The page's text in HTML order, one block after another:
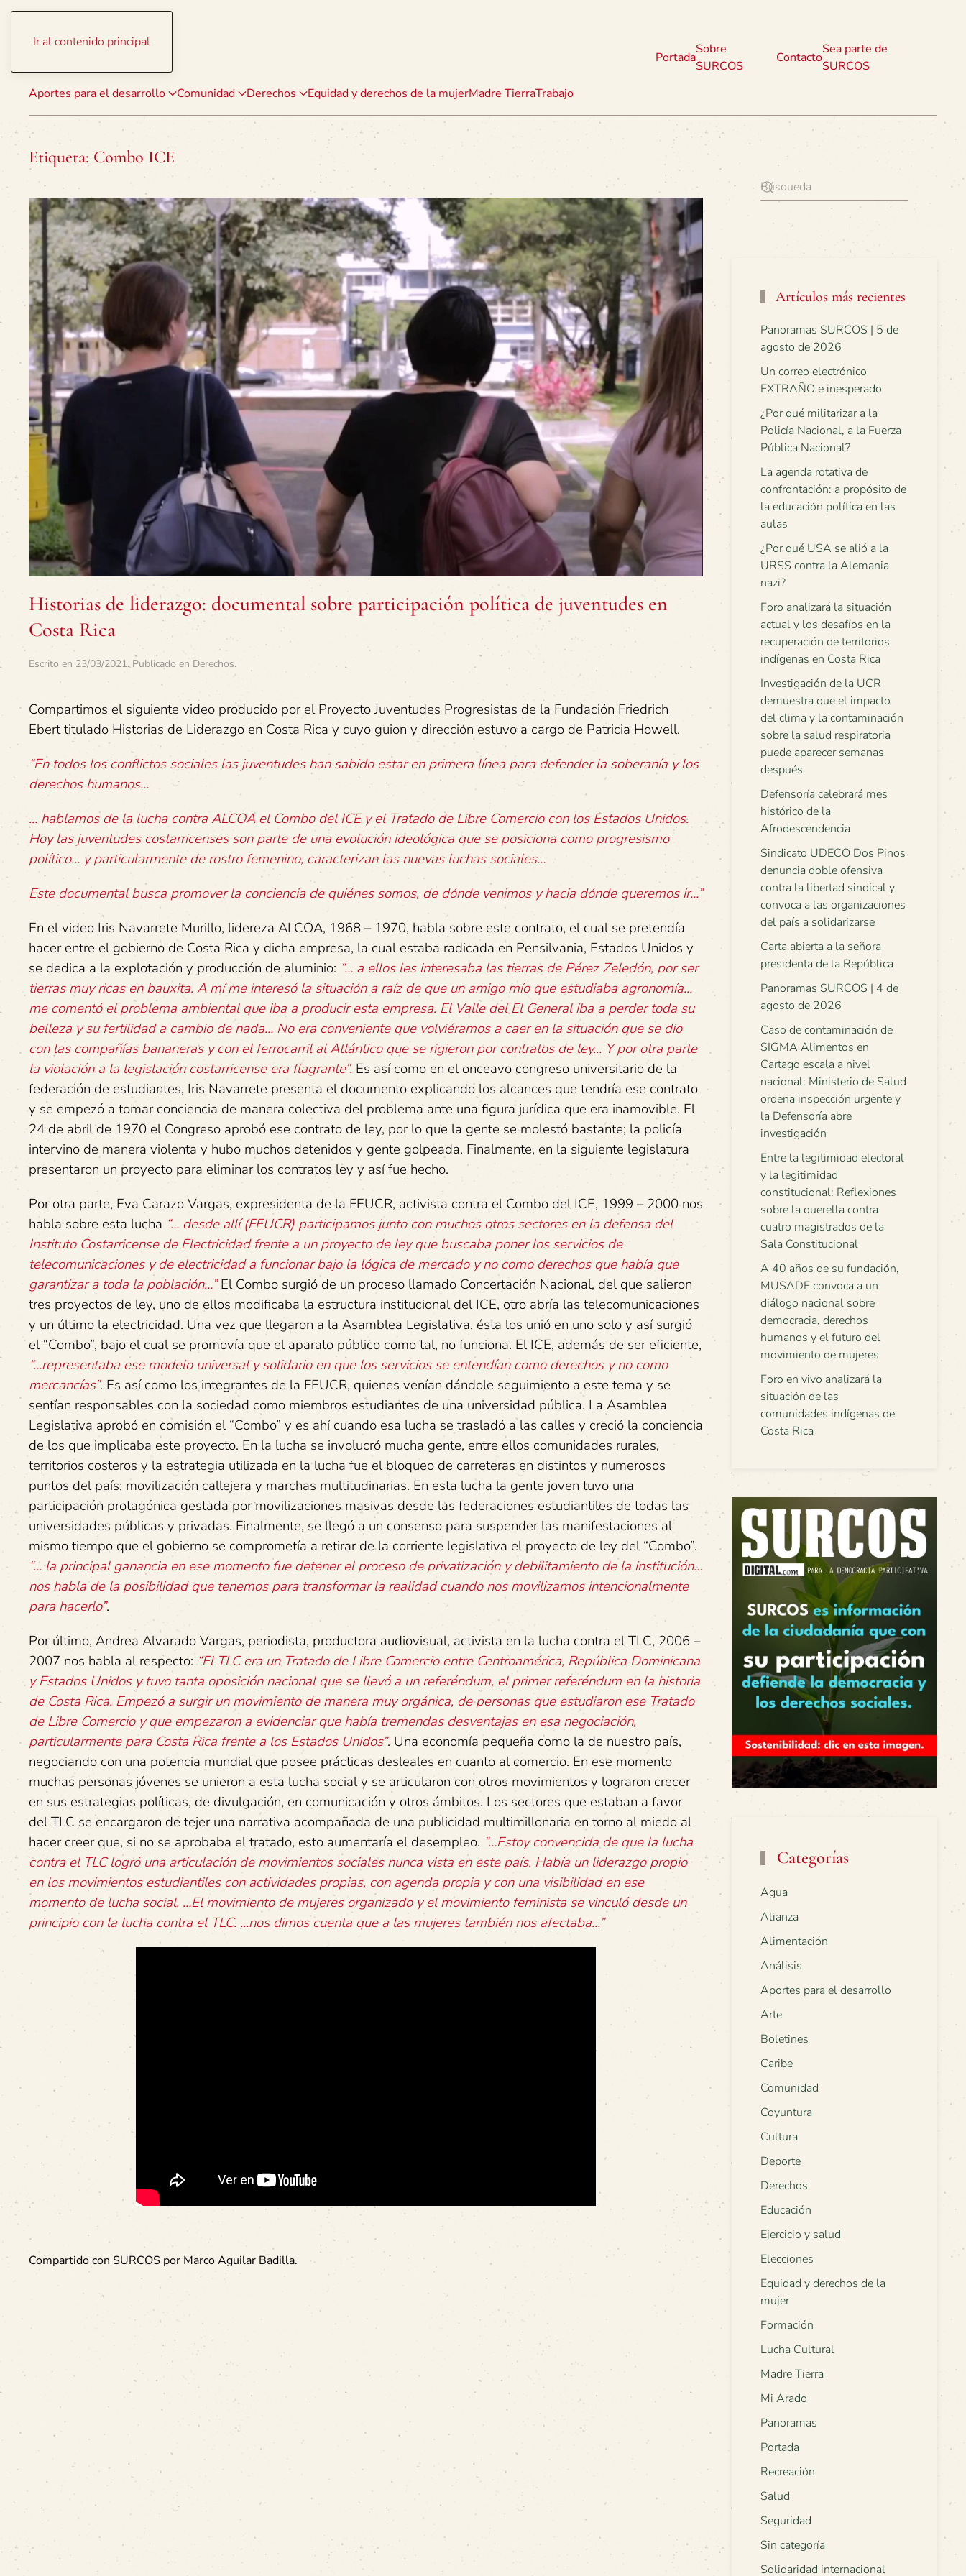
Ir al contenido principal
Aportes para el desarrollo Comunidad Derechos Equidad y derechos de la mujerMadre TierraTrabajo
Portada
Sobre
SURCOS
Contacto
Sea parte de
SURCOS
Etiqueta: Combo ICE
Historias de liderazgo: documental sobre participación política de juventudes en
Costa Rica
Escrito en 23/03/2021. Publicado en Derechos.
Compartimos el siguiente video producido por el Proyecto Juventudes Progresistas de la Fundación Friedrich
Ebert titulado Historias de Liderazgo en Costa Rica y cuyo guion y dirección estuvo a cargo de Patricia Howell.
“En todos los conflictos sociales las juventudes han sabido estar en primera línea para defender la soberanía y los
derechos humanos…
… hablamos de la lucha contra ALCOA el Combo del ICE y el Tratado de Libre Comercio con los Estados Unidos.
Hoy las juventudes costarricenses son parte de una evolución ideológica que se posiciona como progresismo
político… y particularmente de rostro femenino, caracterizan las nuevas luchas sociales…
Este documental busca promover la conciencia de quiénes somos, de dónde venimos y hacia dónde queremos ir…”
En el video Iris Navarrete Murillo, lidereza ALCOA, 1968 – 1970, habla sobre este contrato, el cual se pretendía
hacer entre el gobierno de Costa Rica y dicha empresa, la cual estaba radicada en Pensilvania, Estados Unidos y
se dedica a la explotación y producción de aluminio: “… a ellos les interesaba las tierras de Pérez Zeledón, por ser
tierras muy ricas en bauxita. A mí me interesó la situación a raíz de que un amigo mío que estudiaba agronomía…
me comentó el problema ambiental que iba a producir esta empresa. El Valle del El General iba a perder toda su
belleza y su fertilidad a cambio de nada… No era conveniente que volviéramos a caer en la situación que se dio
con las compañías bananeras y con el ferrocarril al Atlántico que se rigieron por contratos de ley… Y por otra parte
la violación a la legislación costarricense era flagrante”. Es así como en el onceavo congreso universitario de la
federación de estudiantes, Iris Navarrete presenta el documento explicando los alcances que tendría ese contrato
y se empezó a tomar conciencia de manera colectiva del problema ante una figura jurídica que era inamovible. El
24 de abril de 1970 el Congreso aprobó ese contrato de ley, por lo que la gente se molestó bastante; la policía
intervino de manera violenta y hubo muchos detenidos y gente golpeada. Finalmente, en la siguiente legislatura
presentaron un proyecto para eliminar los contratos ley y así fue hecho.
Por otra parte, Eva Carazo Vargas, expresidenta de la FEUCR, activista contra el Combo del ICE, 1999 – 2000 nos
habla sobre esta lucha “… desde allí (FEUCR) participamos junto con muchos otros sectores en la defensa del
Instituto Costarricense de Electricidad frente a un proyecto de ley que buscaba poner los servicios de
telecomunicaciones y de electricidad a funcionar bajo la lógica de mercado y no como derechos que había que
garantizar a toda la población…”El Combo surgió de un proceso llamado Concertación Nacional, del que salieron
tres proyectos de ley, uno de ellos modificaba la estructura institucional del ICE, otro abría las telecomunicaciones
y un último la electricidad. Una vez que llegaron a la Asamblea Legislativa, ésta los unió en uno solo y así surgió
el “Combo”, bajo el cual se promovía que el aparato público como tal, no funciona. El ICE, además de ser eficiente,
“…representaba ese modelo universal y solidario en que los servicios se entendían como derechos y no como
mercancías”. Es así como los integrantes de la FEUCR, quienes venían dándole seguimiento a este tema y se
sentían responsables con la sociedad como miembros estudiantes de una universidad pública. La Asamblea
Legislativa aprobó en comisión el “Combo” y es ahí cuando esa lucha se trasladó a las calles y creció la conciencia
de los que implicaba este proyecto. En la lucha se involucró mucha gente, entre ellos comunidades rurales,
territorios costeros y la estrategia utilizada en la lucha fue el bloqueo de carreteras en distintos y numerosos
puntos del país; movilización callejera y marchas multitudinarias. En esta lucha la gente joven tuvo una
participación protagónica gestada por movilizaciones masivas desde las federaciones estudiantiles de todas las
universidades públicas y privadas. Finalmente, se llegó a un consenso para suspender las manifestaciones al
mismo tiempo que el gobierno se comprometía a retirar de la corriente legislativa el proyecto de ley del “Combo”.
“… la principal ganancia en ese momento fue detener el proceso de privatización y debilitamiento de la institución…
nos habla de la posibilidad que tenemos para transformar la realidad cuando nos movilizamos intencionalmente
para hacerlo”.
Por último, Andrea Alvarado Vargas, periodista, productora audiovisual, activista en la lucha contra el TLC, 2006 –
2007 nos habla al respecto:“El TLC era un Tratado de Libre Comercio entre Centroamérica, República Dominicana
y Estados Unidos y tuvo tanta oposición nacional que se llevó a un referéndum, el primer referéndum en la historia
de Costa Rica. Empezó a surgir un movimiento de manera muy orgánica, de personas que estudiaron ese Tratado
de Libre Comercio y que empezaron a evidenciar que había tremendas desventajas en esa negociación,
particularmente para Costa Rica frente a los Estados Unidos”. Una economía pequeña como la de nuestro país,
negociando con una potencia mundial que posee prácticas desleales en cuanto al comercio. En ese momento
muchas personas jóvenes se unieron a esta lucha social y se articularon con otros movimientos y lograron crecer
en sus estrategias políticas, de divulgación, en comunicación y otros ámbitos. Los sectores que estaban a favor
del TLC se encargaron de tejer una narrativa acompañada de una publicidad multimillonaria en torno al miedo al
hacer creer que, si no se aprobaba el tratado, esto aumentaría el desempleo. “…Estoy convencida de que la lucha
contra el TLC logró una articulación de movimientos sociales nunca vista en este país. Había un liderazgo propio
en los movimientos estudiantiles con actividades propias, con agenda propia y con una visibilidad en ese
momento de lucha social. …El movimiento de mujeres organizado y el movimiento feminista se vinculó desde un
principio con la lucha contra el TLC. …nos dimos cuenta que a las mujeres también nos afectaba…”
Compartido con SURCOS por Marco Aguilar Badilla.
Artículos más recientes
Panoramas SURCOS | 5 de
agosto de 2026
Un correo electrónico
EXTRAÑO e inesperado
¿Por qué militarizar a la
Policía Nacional, a la Fuerza
Pública Nacional?
La agenda rotativa de
confrontación: a propósito de
la educación política en las
aulas
¿Por qué USA se alió a la
URSS contra la Alemania
nazi?
Foro analizará la situación
actual y los desafíos en la
recuperación de territorios
indígenas en Costa Rica
Investigación de la UCR
demuestra que el impacto
del clima y la contaminación
sobre la salud respiratoria
puede aparecer semanas
después
Defensoría celebrará mes
histórico de la
Afrodescendencia
Sindicato UDECO Dos Pinos
denuncia doble ofensiva
contra la libertad sindical y
convoca a las organizaciones
del país a solidarizarse
Carta abierta a la señora
presidenta de la República
Panoramas SURCOS | 4 de
agosto de 2026
Caso de contaminación de
SIGMA Alimentos en
Cartago escala a nivel
nacional: Ministerio de Salud
ordena inspección urgente y
la Defensoría abre
investigación
Entre la legitimidad electoral
y la legitimidad
constitucional: Reflexiones
sobre la querella contra
cuatro magistrados de la
Sala Constitucional
A 40 años de su fundación,
MUSADE convoca a un
diálogo nacional sobre
democracia, derechos
humanos y el futuro del
movimiento de mujeres
Foro en vivo analizará la
situación de las
comunidades indígenas de
Costa Rica
Categorías
Agua
Alianza
Alimentación
Análisis
Aportes para el desarrollo
Arte
Boletines
Caribe
Comunidad
Coyuntura
Cultura
Deporte
Derechos
Educación
Ejercicio y salud
Elecciones
Equidad y derechos de la
mujer
Formación
Lucha Cultural
Madre Tierra
Mi Arado
Panoramas
Portada
Recreación
Salud
Seguridad
Sin categoría
Solidaridad internacional